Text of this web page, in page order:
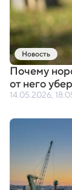
Новость
Почему
от него
14.05.2026,